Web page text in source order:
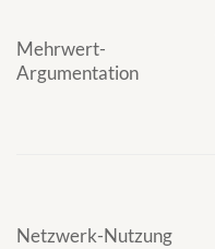
Mehrwert-
Argumentation
Netzwerk-Nutzung